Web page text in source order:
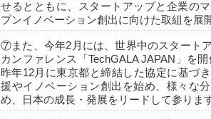
せるとともに、スタートアップと企業の
プンイノベーション創出に向けた取組を展
⑦また、今年2月には、世界中のスタート
カンファレンス「TechGALA JAPAN」を
昨年12月に東京都と締結した協定に基づ
援やイノベーション創出を始め、様々な
め、日本の成長・発展をリードして参りま